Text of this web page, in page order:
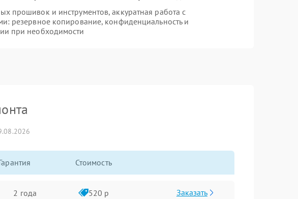
прошивок и инструментов, аккуратная работа с
резервное копирование, конфиденциальность и
при необходимости
Стоимость
2 года 520 р Заказать